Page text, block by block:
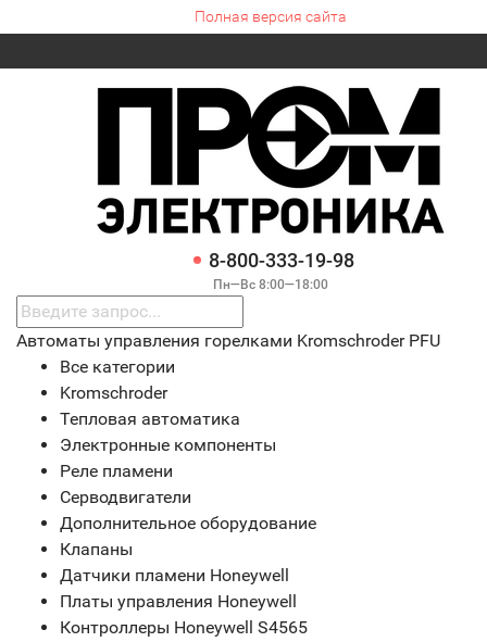
Полная версия сайта
8-800-333-19-98
Пн—Вс 8:00—18:00
Автоматы управления горелками Kromschroder PFU
Все категории
Kromschroder
Тепловая автоматика
Электронные компоненты
Реле пламени
Серводвигатели
Дополнительное оборудование
Клапаны
Датчики пламени Honeywell
Платы управления Honeywell
Контроллеры Honeywell S4565